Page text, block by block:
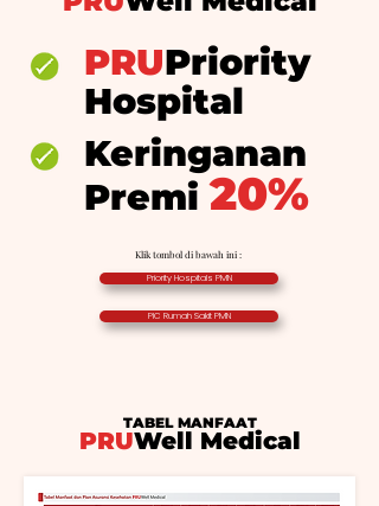
PRUPriority
Hospital
Keringanan
Premi20%
Klik tombol di bawah ini :
Priority Hospitals PMN
PIC Rumah Sakit PMN
TABEL MANFAAT
PRUWell Medical